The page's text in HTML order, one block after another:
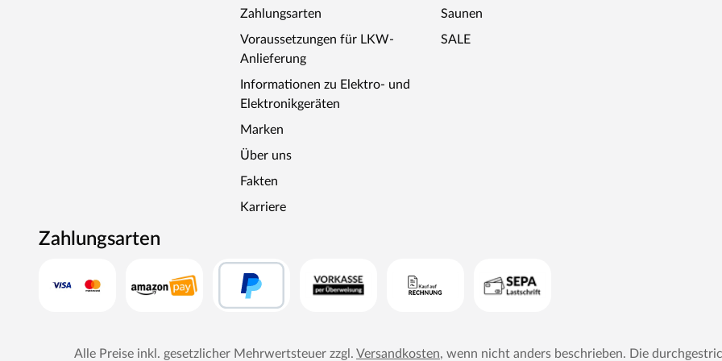
Zahlungsarten
Voraussetzungen für LKW-
Anlieferung
Informationen zu Elektro- und
Elektronikgeräten
Marken
Über uns
Fakten
Karriere
Saunen
SALE
Zahlungsarten
Alle Preise inkl. gesetzlicher Mehrwertsteuer zzgl. Versandkosten, wenn nicht anders beschrieben. Die